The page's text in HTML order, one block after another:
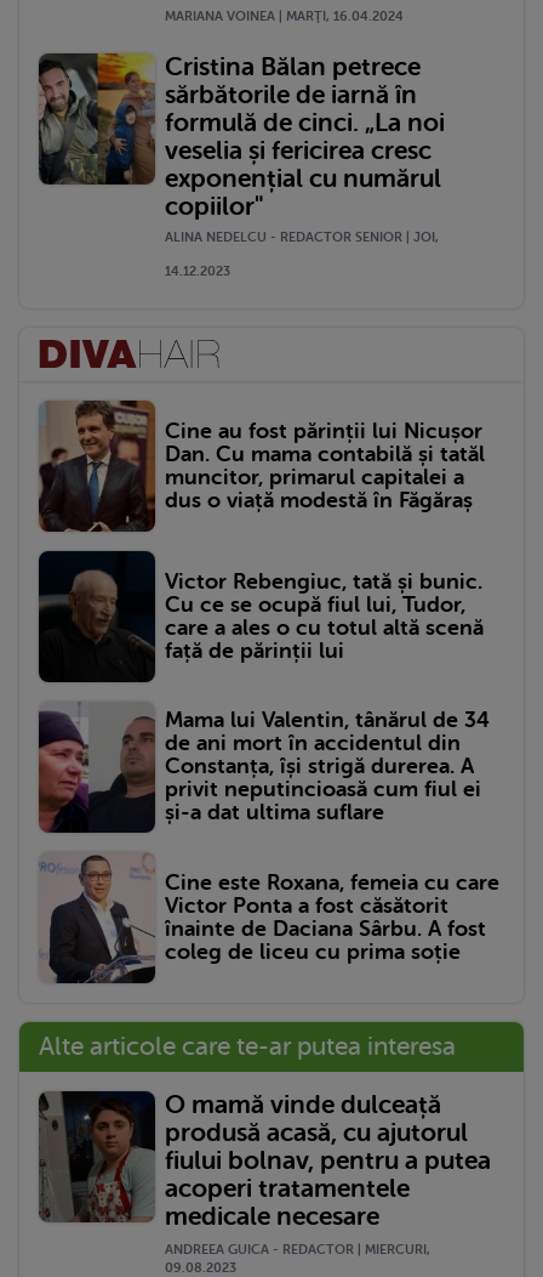
MARIANA VOINEA | MARŢI, 16.04.2024
Cristina Bălan petrece
sărbătorile de iarnă în
formulă de cinci. „La noi
veselia și fericirea cresc
exponențial cu numărul
copiilor"
ALINA NEDELCU - REDACTOR SENIOR | JOI,
14.12.2023
Cine au fost părinții lui Nicușor
Dan. Cu mama contabilă și tatăl
muncitor, primarul capitalei a
dus o viață modestă în Făgăraș
Victor Rebengiuc, tată și bunic.
Cu ce se ocupă fiul lui, Tudor,
care a ales o cu totul altă scenă
față de părinții lui
Mama lui Valentin, tânărul de 34
de ani mort în accidentul din
Constanța, își strigă durerea. A
privit neputincioasă cum fiul ei
și-a dat ultima suflare
Cine este Roxana, femeia cu care
Victor Ponta a fost căsătorit
înainte de Daciana Sârbu. A fost
coleg de liceu cu prima soție
Alte articole care te-ar putea interesa
O mamă vinde dulceață
produsă acasă, cu ajutorul
fiului bolnav, pentru a putea
acoperi tratamentele
medicale necesare
ANDREEA GUICA - REDACTOR | MIERCURI,
09.08.2023